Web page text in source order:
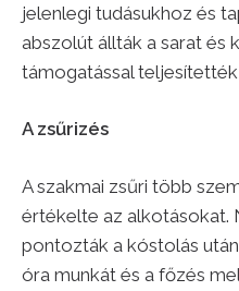
jelenlegi tudásukhoz és
abszolút állták a sarat és
támogatással
A zsűrizés
A szakmai zsűri több
értékelte az alkotásokat.
pontozták a kóstolás
óra munkát és a főzés